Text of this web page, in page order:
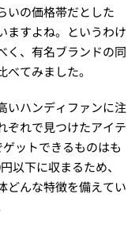
いの価格帯だとした
すよね。というわけ
く、有名ブランドの同
てみました。
いハンディファンに注
ぞれで見つけたアイテ
ットできるものはも
以下に収まるため、
どんな特徴を備えてい